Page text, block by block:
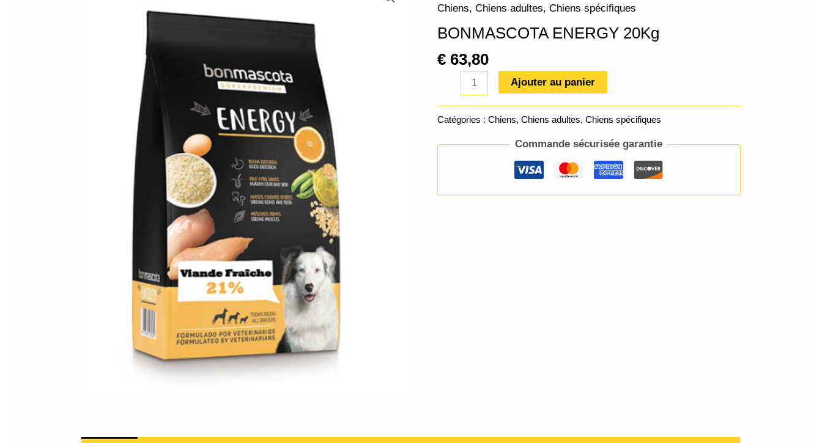
Chiens,Chiens adultes,Chiens spécifiques
BONMASCOTA ENERGY 20Kg
€ 63,80
ENERGY
20Kg
Ajouter au panier
Catégories :Chiens,Chiens adultes,Chiens spécifiques
Commande sécurisée garantie